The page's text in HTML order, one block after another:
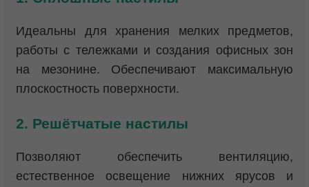
Идеальны для хранения мелких предметов,
работы с тележками и создания офисных зон
на мезонине. Обеспечивают максимальную
плоскостность поверхности.
2. Решётчатые настилы
Позволяют обеспечить вентиляцию,
естественное освещение нижних ярусов и